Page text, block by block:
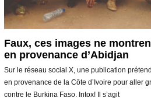
Faux, ces images ne
en provenance d’Abidjan
Sur le réseau social X, une publication
en provenance de la Côte d’Ivoire pour aller
contre le Burkina Faso. Intox! Il s’agit